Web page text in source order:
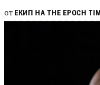
от ЕКИП НА THE EPOCH